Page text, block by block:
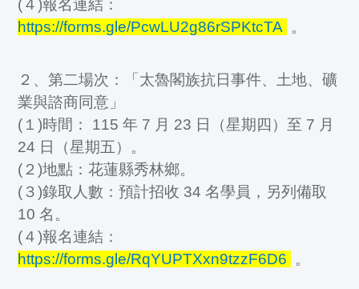
(４)報名連結：
https://forms.gle/PcwLU2g86rSPKtcTA 。
２、第二場次：「太魯閣族抗日事件、土地、礦
業與諮商同意」
(１)時間： 115 年 7 月 23 日（星期四）至 7 月
24 日（星期五）。
(２)地點：花蓮縣秀林鄉。
(３)錄取人數：預計招收 34 名學員，另列備取
10 名。
(４)報名連結：
https://forms.gle/RqYUPTXxn9tzzF6D6
。